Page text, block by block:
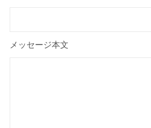
メッセージ本文